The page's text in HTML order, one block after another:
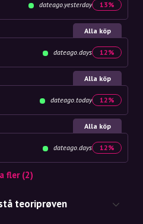
dateago.yesterday 13%
Alla köp
dateago.days 12%
Alla köp
dateago.today 12%
Alla köp
dateago.days 12%
fler (2)
teoriprøven